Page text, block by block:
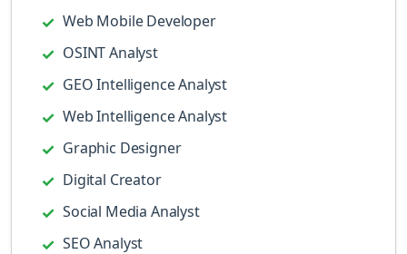
Web Mobile Developer
OSINT Analyst
GEO Intelligence Analyst
Web Intelligence Analyst
Graphic Designer
Digital Creator
Social Media Analyst
SEO Analyst